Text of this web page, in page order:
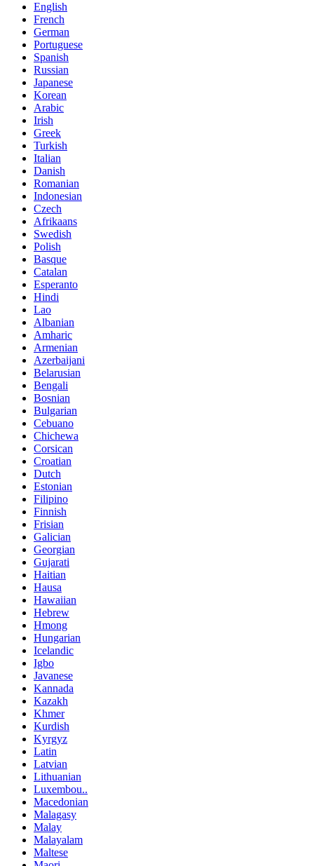
English
French
German
Portuguese
Spanish
Russian
Japanese
Korean
Arabic
Irish
Greek
Turkish
Italian
Danish
Romanian
Indonesian
Czech
Afrikaans
Swedish
Polish
Basque
Catalan
Esperanto
Hindi
Lao
Albanian
Amharic
Armenian
Azerbaijani
Belarusian
Bengali
Bosnian
Bulgarian
Cebuano
Chichewa
Corsican
Croatian
Dutch
Estonian
Filipino
Finnish
Frisian
Galician
Georgian
Gujarati
Haitian
Hausa
Hawaiian
Hebrew
Hmong
Hungarian
Icelandic
Igbo
Javanese
Kannada
Kazakh
Khmer
Kurdish
Kyrgyz
Latin
Latvian
Lithuanian
Luxembou..
Macedonian
Malagasy
Malay
Malayalam
Maltese